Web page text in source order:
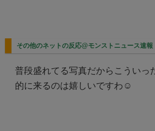
その他のネットの反応@モンストニュース速報
普段盛れてる写真だからこういっ
的に来るのは嬉しいですわ☺️